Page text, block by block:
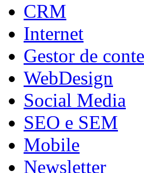
CRM
Internet
Gestor de
WebDesign
Social Media
SEO e SEM
Mobile
Newsletter